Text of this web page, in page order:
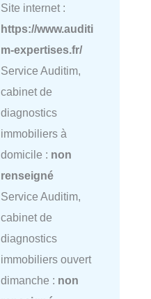
Site internet :
https://www.auditi
m-expertises.fr/
Service Auditim,
cabinet de
diagnostics
immobiliers à
domicile : non
renseigné
Service Auditim,
cabinet de
diagnostics
immobiliers ouvert
dimanche : non